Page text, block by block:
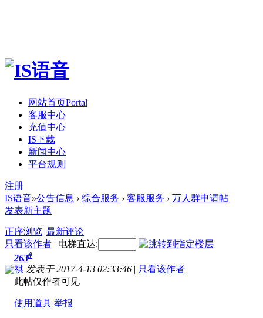
网站首页Portal
客服中心
充值中心
IS下载
新闻中心
平台规则
注册
IS语音»公告信息 › 综合服务 › 客服服务 › 万人群申请帖
发表新主题
正序浏览| 最新评论
只看该作者 | 电梯直达:
263#
祺 发表于 2017-4-13 02:33:46 | 只看该作者
此帖仅作者可见
使用道具 举报